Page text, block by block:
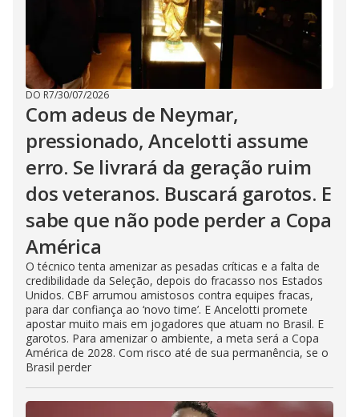
DO R7/30/07/2026
Com adeus de Neymar,
pressionado, Ancelotti assume
erro. Se livrará da geração ruim
dos veteranos. Buscará garotos. E
sabe que não pode perder a Copa
América
O técnico tenta amenizar as pesadas críticas e a falta de
credibilidade da Seleção, depois do fracasso nos Estados
Unidos. CBF arrumou amistosos contra equipes fracas,
para dar confiança ao ‘novo time’. E Ancelotti promete
apostar muito mais em jogadores que atuam no Brasil. E
garotos. Para amenizar o ambiente, a meta será a Copa
América de 2028. Com risco até de sua permanência, se o
Brasil perder